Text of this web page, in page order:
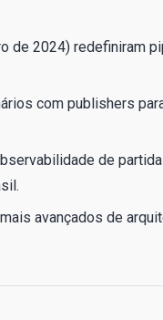
de 2024) redefiniram
com publishers
de
avançados de